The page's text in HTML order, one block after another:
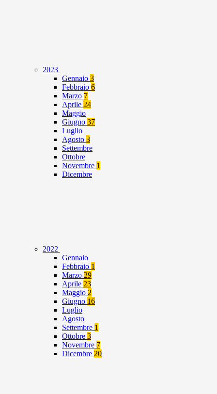
2023
Gennaio 3
Febbraio 6
Marzo 7
Aprile 24
Maggio
Giugno 37
Luglio
Agosto 3
Settembre
Ottobre
Novembre 1
Dicembre
2022
Gennaio
Febbraio 1
Marzo 29
Aprile 23
Maggio 2
Giugno 16
Luglio
Agosto
Settembre 1
Ottobre 3
Novembre 7
Dicembre 20